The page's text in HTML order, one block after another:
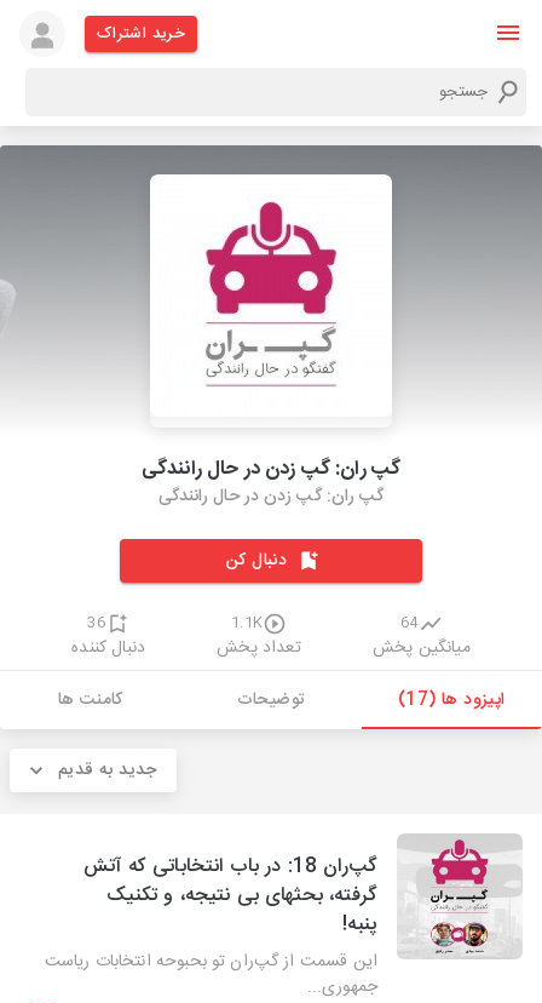
خرید اشتراک
گپ ران:‌ گپ زدن در حال رانندگی
گپ ران:‌ گپ زدن در حال رانندگی
دنبال کن
64
میانگین پخش
1.1K
تعداد پخش
36
دنبال کننده
اپیزود ها (17)
توضیحات کامنت ها
جدید به قدیم
گپ‌ران 18: در باب انتخاباتی که آتش
گرفته، بحثهای بی نتیجه، و تکنیک
پنبه!
این قسمت از گپ‌ران تو بحبوحه انتخابات ریاست
جمهوری...